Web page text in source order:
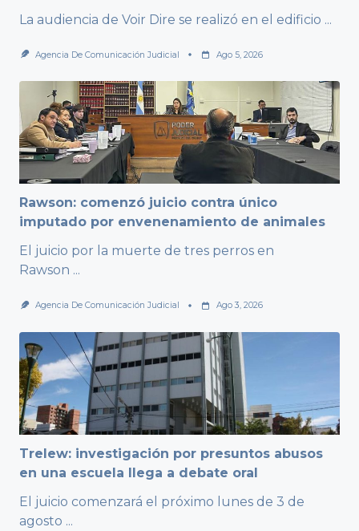
La audiencia de Voir Dire se realizó en el edificio ...
Agencia De Comunicación Judicial Ago 5, 2026
Rawson: comenzó juicio contra único
imputado por envenenamiento de animales
El juicio por la muerte de tres perros en
Rawson ...
Agencia De Comunicación Judicial Ago 3, 2026
Trelew: investigación por presuntos abusos
en una escuela llega a debate oral
El juicio comenzará el próximo lunes de 3 de
agosto ...